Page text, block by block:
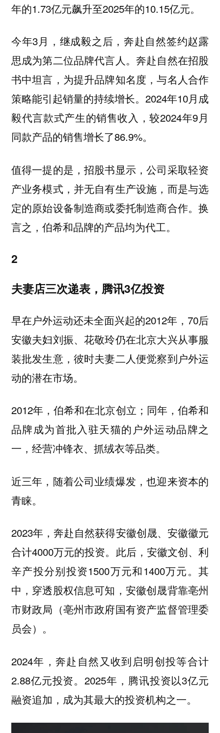
年的1.73亿元飙升至2025年的10.15亿元。
今年3月，继成毅之后，奔赴自然签约赵露
思成为第二位品牌代言人。奔赴自然在招股
书中坦言，为提升品牌知名度，与名人合作
策略能引起销量的持续增长。2024年10月成
毅代言款式产生的销售收入，较2024年9月
同款产品的销售增长了86.9%。
值得一提的是，招股书显示，公司采取轻资
产业务模式，并无自有生产设施，而是与选
定的原始设备制造商或委托制造商合作。换
言之，伯希和品牌的产品均为代工。
2
夫妻店三次递表，腾讯3亿投资
早在户外运动还未全面兴起的2012年，70后
安徽夫妇刘振、花敬玲仍在北京大兴从事服
装批发生意，彼时夫妻二人便觉察到户外运
动的潜在市场。
2012年，伯希和在北京创立；同年，伯希和
品牌成为首批入驻天猫的户外运动品牌之
一，经营冲锋衣、抓绒衣等品类。
近三年，随着公司业绩爆发，也迎来资本的
青睐。
2023年，奔赴自然获得安徽创晟、安徽徽元
合计4000万元的投资。此后，安徽文创、利
辛产投分别投资1500万元和1400万元。其
中，穿透股权信息可知，安徽创晟背靠亳州
市财政局（亳州市政府国有资产监督管理委
员会）。
2024年，奔赴自然又收到启明创投等合计
2.88亿元投资。2025年，腾讯投资以3亿元
融资追加，成为其最大的投资机构之一。